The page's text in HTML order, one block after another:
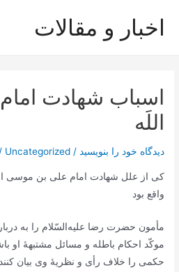
اخبار و مقالات
اسباب شهادت
اللَه‌
دیدگاه‌ خود را بنویسید /
Uncategorized
كی‌ از علل‌ شهادت‌ امام‌ علی‌ بن‌ موسی‌
واقع‌ بود
مأمون‌ حضرت‌ رضا علیه‌السّلام را به‌
موكّد احكام‌ باطله‌ و مسائل‌ مشتبهۀ او
حكمی‌ را خلاف‌ رأی‌ و نظریۀ وی‌ بیان‌